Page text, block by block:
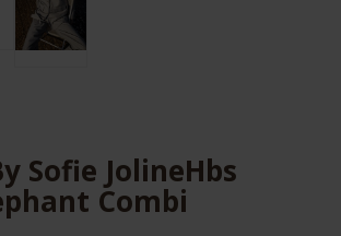
Sofie JolineHbs
Combi